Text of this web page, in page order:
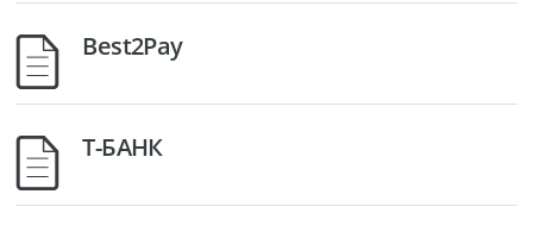
Best2Pay
Т-БАНК